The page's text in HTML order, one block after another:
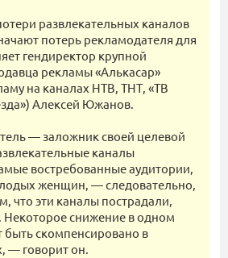
развлекательных каналов
потерь рекламодателя для
гендиректор крупной
рекламы «Алькасар»
на каналах НТВ, ТНТ, «ТВ
Алексей Южанов.
— заложник своей целевой
каналы
востребованные аудитории,
женщин, — следовательно,
что эти каналы пострадали,
Некоторое снижение в одном
быть скомпенсировано в
— говорит он.